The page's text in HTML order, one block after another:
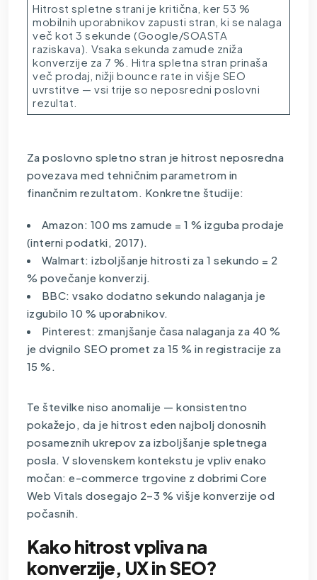
Hitrost spletne strani je kritična, ker 53 %
mobilnih uporabnikov zapusti stran, ki se nalaga
več kot 3 sekunde (Google/SOASTA
raziskava). Vsaka sekunda zamude zniža
konverzije za 7 %. Hitra spletna stran prinaša
več prodaj, nižji bounce rate in višje SEO
uvrstitve — vsi trije so neposredni poslovni
rezultat.
Zaposlovno spletno stran je hitrost neposredna
povezava med tehničnim parametrom in
finančnim rezultatom. Konkretne študije:
Amazon: 100 ms zamude = 1 % izguba prodaje
(interni podatki, 2017).
Walmart: izboljšanje hitrosti za 1 sekundo = 2
% povečanje konverzij.
BBC: vsako dodatno sekundo nalaganja je
izgubilo 10 % uporabnikov.
Pinterest: zmanjšanje časa nalaganja za 40 %
je dvignilo SEO promet za 15 % in registracije za
15 %.
Te številke niso anomalije — konsistentno
pokažejo, da je hitrost eden najbolj donosnih
posameznih ukrepov za izboljšanje spletnega
posla. V slovenskem kontekstu je vpliv enako
močan: e-commerce trgovine z dobrimi Core
Web Vitals dosegajo 2–3 % višje konverzije od
počasnih.
Kako hitrost vpliva na
konverzije, UX in SEO?